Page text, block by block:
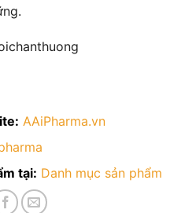
AAiPharma.vn
tại: Danh mục sản phẩm